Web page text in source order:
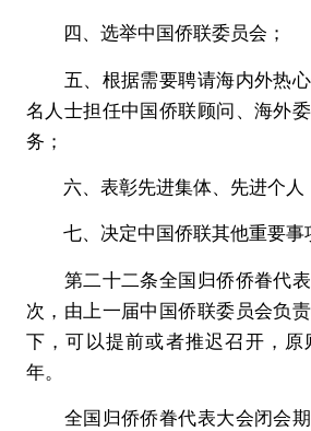
四、选举中国侨联委员会；
五、根据需要聘请海内外热心
名人士担任中国侨联顾问、海外
务；
六、表彰先进集体、先进个人
七、决定中国侨联其他重要事
第二十二条全国归侨侨眷代表
次，由上一届中国侨联委员会负
下，可以提前或者推迟召开，
年。
全国归侨侨眷代表大会闭会期